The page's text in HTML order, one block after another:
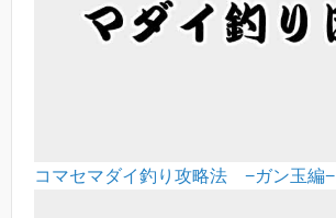
コマセマダイ釣り攻略法 −ガン玉編−